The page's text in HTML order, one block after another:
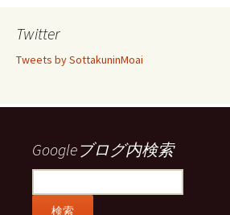
フ
ー
フ
ー ー
示
ー
示
Twitter
Tweets by SottakuninMoai
Googleブログ内検索